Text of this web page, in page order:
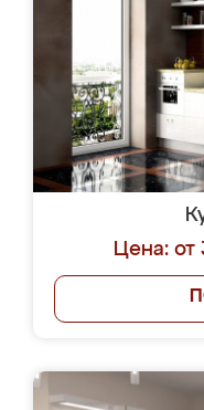
Цена: от